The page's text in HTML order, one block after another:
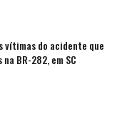
vítimas do acidente que
BR-282, em SC